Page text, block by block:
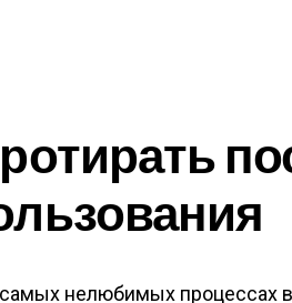
самых нелюбимых процессах